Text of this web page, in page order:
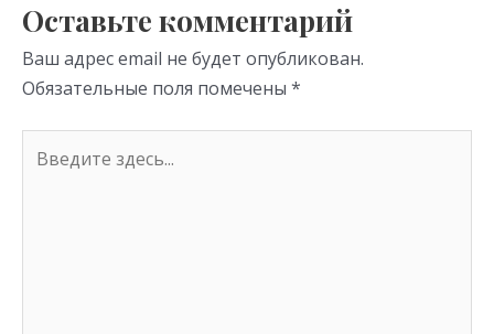
ni
ki
Оставьте комментарий
Ваш адрес email не будет опубликован.
Обязательные поля помечены *
здесь...